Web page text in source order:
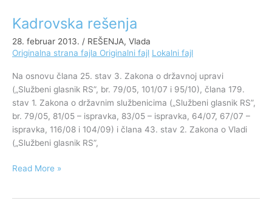
Kadrovska rešenja
28. februar 2013. / REŠENJA, Vlada
Originalna strana fajla Originalni fajl Lokalni fajl
Na osnovu člana 25. stav 3. Zakona o državnoj upravi
(„Službeni glasnik RS”, br. 79/05, 101/07 i 95/10), člana 179.
stav 1. Zakona o državnim službenicima („Službeni glasnik RS”,
br. 79/05, 81/05 – ispravka, 83/05 – ispravka, 64/07, 67/07 –
ispravka, 116/08 i 104/09) i člana 43. stav 2. Zakona o Vladi
(„Službeni glasnik RS”,
Kadrovska
Read More »